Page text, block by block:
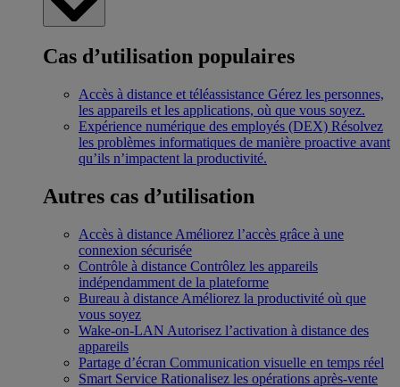
Cas d’utilisation populaires
Accès à distance et téléassistance Gérez les personnes,
les appareils et les applications, où que vous soyez.
Expérience numérique des employés (DEX) Résolvez
les problèmes informatiques de manière proactive avant
qu’ils n’impactent la productivité.
Autres cas d’utilisation
Accès à distance Améliorez l’accès grâce à une
connexion sécurisée
Contrôle à distance Contrôlez les appareils
indépendamment de la plateforme
Bureau à distance Améliorez la productivité où que
vous soyez
Wake-on-LAN Autorisez l’activation à distance des
appareils
Partage d’écran Communication visuelle en temps réel
Smart Service Rationalisez les opérations après-vente